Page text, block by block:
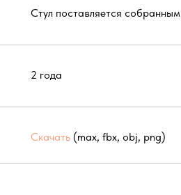
Стул поставляется собранным
2 года
Скачать (max, fbx, obj, png)